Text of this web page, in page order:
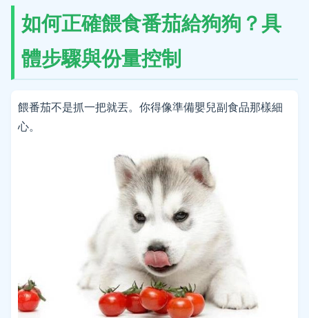
如何正確餵食番茄給狗狗？具
體步驟與份量控制
餵番茄不是抓一把就丟。你得像準備嬰兒副食品那樣細
心。